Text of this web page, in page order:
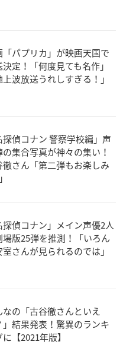
ン
「パプリカ」が映画天国で
定！「何度見ても名作」
上波放送うれしすぎる！」
探偵コナン 警察学校編」声
の集合写真が神々の集い！
徹さん「第二弾もお楽しみ
探偵コナン」メイン声優2人
場版25弾を推測！「いろん
室さんが見られるのでは」
なの「古谷徹さんといえ
」結果発表！驚異のランキ
に【2021年版】